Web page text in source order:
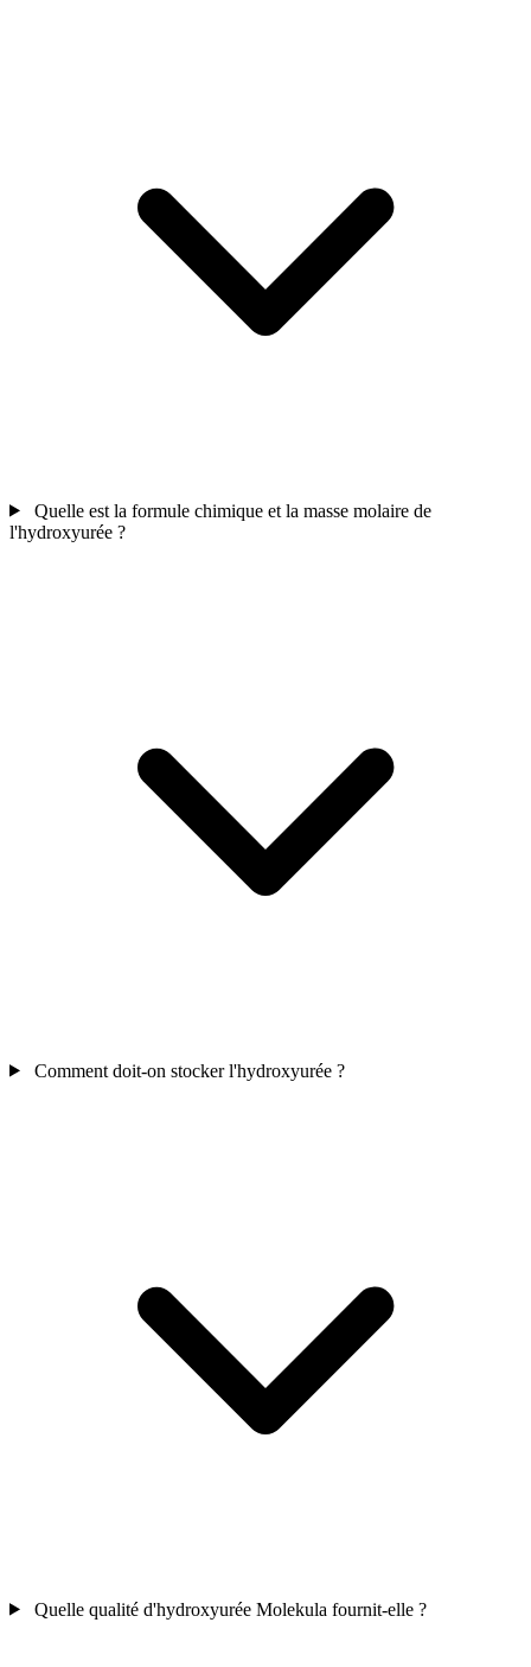
Quelle est la formule chimique et la masse molaire de
l'hydroxyurée ?
Comment doit-on stocker l'hydroxyurée ?
Quelle qualité d'hydroxyurée Molekula fournit-elle ?